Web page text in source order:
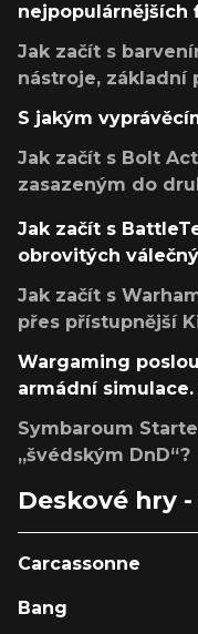
nejpopulárnějších
Jak začít s
nástroje, základní
S jakým
Jak začít s Bolt
zasazeným do
Jak začít s
obrovitých
Jak začít s
přes přístupnější
Wargaming
armádní
Symbaroum
„švédským DnD“?
Deskové hry
Carcassonne
Bang